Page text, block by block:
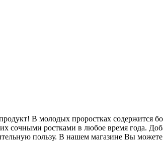
В молодых проростках содержится
сочными ростками в любое время года.
пользу. В нашем магазине Вы